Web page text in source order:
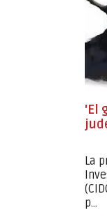
'El
La
p...